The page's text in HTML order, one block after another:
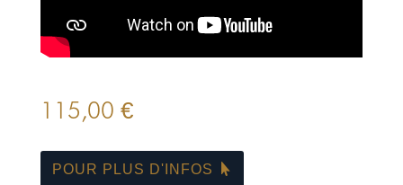
115,00 €
POUR PLUS D'INFOS